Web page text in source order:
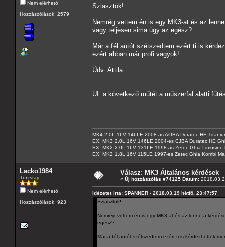
Nem elérhető
Hozzászólások: 2579
Sziasztok!
Nemrég vettem én is egy MK3-at és az
vagy teljesen sima ügy az egész?
Már a fél autót szétszedtem ezért ti is
ezért abban már profi vagyok!
Üdv: Attila
UI: a következő műtét a műszerfal alatti
MK4 2.0L 16V 146LE 2008-as AOBA Duratec HE
EX: MK3 2.0L 16V 146LE 2004-es CJBA Duratec HE
EX: MK2 2.0L 16V 131LE 1998-as Zetec Ghia Limusine
EX: MK2 1.8L 16V 115LE 1997-es Zetec Ghia Kombi
Lacko1984
Törzstag
Nem elérhető
Hozzászólások: 923
Válasz: MK3 Általános kérdések
« Új hozzászólás #74125 Dátum:
Idézetet írta: SPANNER - 2018.03.19 hétfő, 23:47:57
Sziasztok!
Nemrég vettem én is egy MK3-at és az lenne a
egész?
Már a fél autót szétszedtem ezért ti is kérdezhettek